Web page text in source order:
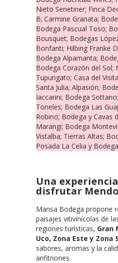
Nieto Senetiner; Finca
B; Carmine Granata;
Bodega Pascual Toso;
Bousquet; Bodegas
Bonfanti; Hilbing Franke
Bodega Alpamanta;
Bodega Corazón del Sol;
Tupungato; Casa del
Santa Julia; Alpasión;
Iaccarini; Bodega
Toneles; Bodega Las
Robino; Bodega y Cavas
Marangi; Bodega
Vistalba; Tierras Altas;
Posada La Celia y
Una
disfrutar
Mansa Bodega propone
paisajes vitivinícolas de
regiones turísticas, Gran
Uco, Zona Este y Zona
sabores, aromas y la
anfitriones.